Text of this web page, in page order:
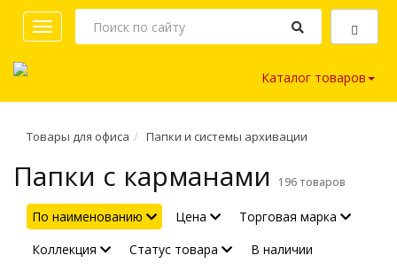
Toggle
navigation
Каталог товаров
Товары для офиса Папки и системы архивации
Папки с карманами 196 товаров
По наименованию Цена
Торговая марка
Коллекция
Статус товара
В наличии